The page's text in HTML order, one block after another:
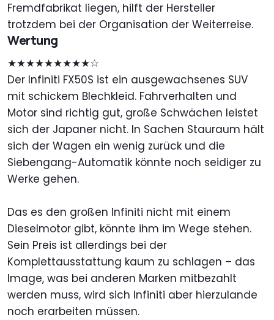
Fremdfabrikat liegen, hilft der Hersteller
trotzdem bei der Organisation der Weiterreise.
Wertung
★★★★★★★★★☆
Der Infiniti FX50S ist ein ausgewachsenes SUV
mit schickem Blechkleid. Fahrverhalten und
Motor sind richtig gut, große Schwächen leistet
sich der Japaner nicht. In Sachen Stauraum hält
sich der Wagen ein wenig zurück und die
Siebengang-Automatik könnte noch seidiger zu
Werke gehen.
Das es den großen Infiniti nicht mit einem
Dieselmotor gibt, könnte ihm im Wege stehen.
Sein Preis ist allerdings bei der
Komplettausstattung kaum zu schlagen – das
Image, was bei anderen Marken mitbezahlt
werden muss, wird sich Infiniti aber hierzulande
noch erarbeiten müssen.